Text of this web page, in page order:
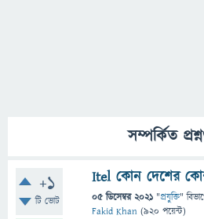
সম্পর্কিত
+1
টি ভোট
Itel কোন দেশের
05 ডিসেম্বর 2021 "প্রযুক্তি"
Fakid Khan (920 পয়েন্ট)